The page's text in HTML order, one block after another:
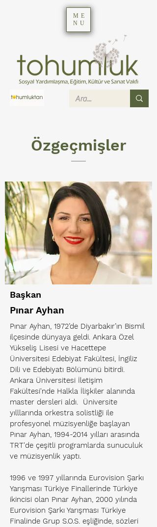
ME
NU
Özgeçmişler
Başkan
Pınar Ayhan
Pınar Ayhan, 1972’de Diyarbakır’ın Bismil
ilçesinde dünyaya geldi. Ankara Özel
Yükseliş Lisesi ve Hacettepe
Üniversitesi Edebiyat Fakültesi, İngiliz
Dili ve Edebiyatı Bölümünü bitirdi.
Ankara Üniversitesi İletişim
Fakültesi'nde Halkla İlişkiler alanında
master dersleri aldı. ​Üniversite
yılllarında orkestra solistliği ile
profesyonel müzisyenliğe başlayan
Pınar Ayhan, 1994-2014 yılları arasında
TRT'de çeşitli programlarda sunuculuk
ve müzisyenlik yaptı.
1996 ve 1997 yıllarında Eurovision Şarkı
Yarışması Türkiye Finallerinde Türkiye
ikincisi olan Pınar Ayhan, 2000 yılında
Eurovision Şarkı Yarışması Türkiye
Finalinde Grup S.O.S. eşliğinde, sözleri